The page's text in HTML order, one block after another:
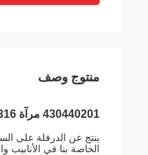
منتوج وصف
430440201 مرآة 316 الفولاذ المقاوم للصدأ قطاع 316L 409L 410S 410420J2
ينتج عن الدرفلة على
الخاصة بنا في الأنابيب